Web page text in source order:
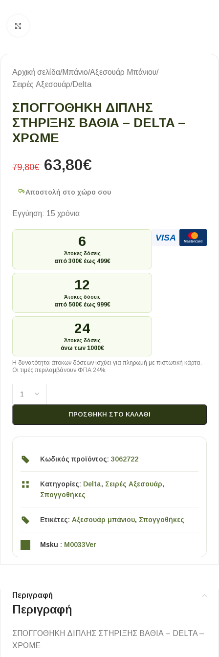
Αρχική σελίδα/Μπάνιο/Αξεσουάρ Μπάνιου/
Σειρές Αξεσουάρ/Delta
ΣΠΟΓΓΟΘΗΚΗ ΔΙΠΛΗΣ
ΣΤΗΡΙΞΗΣ ΒΑΘΙΑ – DELTA –
ΧΡΩΜΕ
79,80€ 63,80€
Αποστολή στο χώρο σου
Εγγύηση: 15 χρόνια
6
Άτοκες δόσεις
από 300€ έως 499€
12
Άτοκες δόσεις
από 500€ έως 999€
24
Άτοκες δόσεις
άνω των 1000€
VISA Mastercard
Η δυνατότητα άτοκων δόσεων ισχύει για πληρωμή με πιστωτική κάρτα.
Οι τιμές περιλαμβάνουν ΦΠΑ 24%.
ΠΡΟΣΘΉΚΗ ΣΤΟ ΚΑΛΆΘΙ
Κωδικός προϊόντος: 3062722
Κατηγορίες: Delta, Σειρές Αξεσουάρ,
Σπογγοθήκες
Ετικέτες: Αξεσουάρ μπάνιου, Σπογγοθήκες
Msku : M0033Ver
Περιγραφή
Περιγραφή
ΣΠΟΓΓΟΘΗΚΗ ΔΙΠΛΗΣ ΣΤΗΡΙΞΗΣ ΒΑΘΙΑ – DELTA –
ΧΡΩΜΕ